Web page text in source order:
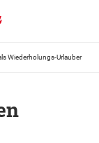
Wiederholungs-Urlauber